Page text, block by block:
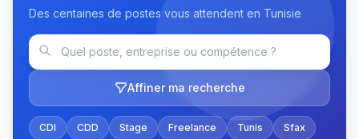
Des centaines de postes vous attendent en Tunisie
Affiner ma recherche
CDI CDD Stage Freelance Tunis
Sfax